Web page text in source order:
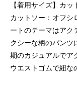
【着用サイズ】カ
カットソー：オフ
ートのテーマはアク
クシーな柄のパンツ
期のカジュアルでア
ウエストゴムで紐な